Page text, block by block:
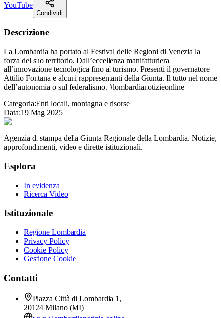
YouTube
Condividi
Descrizione
La Lombardia ha portato al Festival delle Regioni di Venezia la
forza del suo territorio. Dall’eccellenza manifatturiera
all’innovazione tecnologica fino al turismo. Presenti il governatore
Attilio Fontana e alcuni rappresentanti della Giunta. Il tutto nel nome
dell’autonomia o sul federalismo. #lombardianotizieonline
Categoria:Enti locali, montagna e risorse
Data:19 Mag 2025
Agenzia di stampa della Giunta Regionale della Lombardia. Notizie,
approfondimenti, video e dirette istituzionali.
Esplora
In evidenza
Ricerca Video
Istituzionale
Regione Lombardia
Privacy Policy
Cookie Policy
Gestione Cookie
Contatti
Piazza Città di Lombardia 1,
20124 Milano (MI)